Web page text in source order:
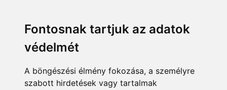
Fontosnak tartjuk az adatok
védelmét
A böngészési élmény fokozása, a személyre
szabott hirdetések vagy tartalmak